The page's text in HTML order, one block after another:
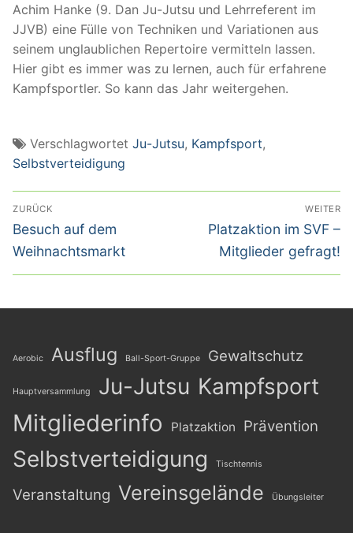
Achim Hanke (9. Dan Ju-Jutsu und Lehrreferent im
JJVB) eine Fülle von Techniken und Variationen aus
seinem unglaublichen Repertoire vermitteln lassen.
Hier gibt es immer was zu lernen, auch für erfahrene
Kampfsportler. So kann das Jahr weitergehen.
Verschlagwortet Ju-Jutsu, Kampfsport,
Selbstverteidigung
Beitragsnavigation
ZURÜCK
Vorheriger
Beitrag:
Besuch auf dem
Weihnachtsmarkt
WEITER
Nächster
Beitrag:
Platzaktion im SVF –
Mitglieder gefragt!
Aerobic Ausflug Ball-Sport-Gruppe Gewaltschutz
Hauptversammlung Ju-Jutsu Kampfsport
Mitgliederinfo Platzaktion Prävention
Selbstverteidigung Tischtennis
Veranstaltung Vereinsgelände Übungsleiter